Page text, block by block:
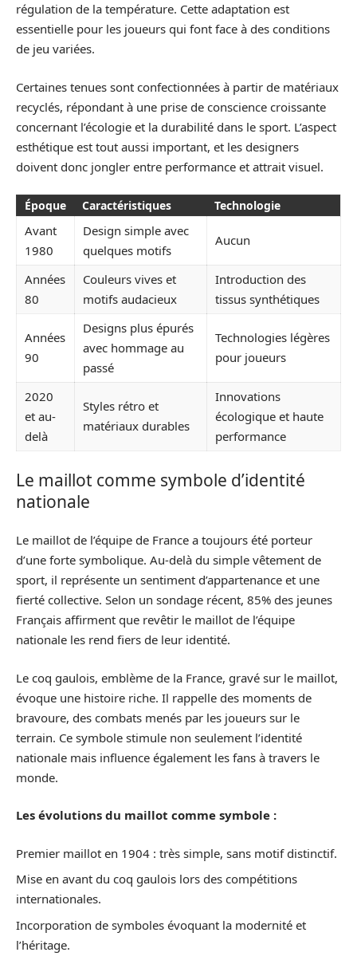
régulation de la température. Cette adaptation est
essentielle pour les joueurs qui font face à des conditions
de jeu variées.
Certaines tenues sont confectionnées à partir de matériaux
recyclés, répondant à une prise de conscience croissante
concernant l’écologie et la durabilité dans le sport. L’aspect
esthétique est tout aussi important, et les designers
doivent donc jongler entre performance et attrait visuel.
Époque Caractéristiques Technologie
Avant
1980
Design simple avec
quelques motifs
Aucun
Années
80
Couleurs vives et
motifs audacieux
Introduction des
tissus synthétiques
Années
90
Designs plus épurés
avec hommage au
passé
Technologies légères
pour joueurs
2020
et au-
delà
Styles rétro et
matériaux durables
Innovations
écologique et haute
performance
Le maillot comme symbole d’identité
nationale
Le maillot de l’équipe de France a toujours été porteur
d’une forte symbolique. Au-delà du simple vêtement de
sport, il représente un sentiment d’appartenance et une
fierté collective. Selon un sondage récent, 85% des jeunes
Français affirment que revêtir le maillot de l’équipe
nationale les rend fiers de leur identité.
Le coq gaulois, emblème de la France, gravé sur le maillot,
évoque une histoire riche. Il rappelle des moments de
bravoure, des combats menés par les joueurs sur le
terrain. Ce symbole stimule non seulement l’identité
nationale mais influence également les fans à travers le
monde.
Les évolutions du maillot comme symbole :
Premier maillot en 1904 : très simple, sans motif distinctif.
Mise en avant du coq gaulois lors des compétitions
internationales.
Incorporation de symboles évoquant la modernité et
l’héritage.